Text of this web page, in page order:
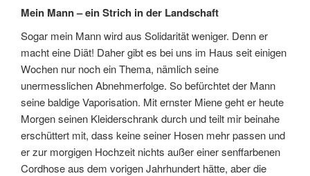
Mein Mann – ein Strich in der Landschaft
Sogar mein Mann wird aus Solidarität weniger. Denn er
macht eine Diät! Daher gibt es bei uns im Haus seit einigen
Wochen nur noch ein Thema, nämlich seine
unermesslichen Abnehmerfolge. So befürchtet der Mann
seine baldige Vaporisation. Mit ernster Miene geht er heute
Morgen seinen Kleiderschrank durch und teilt mir beinahe
erschüttert mit, dass keine seiner Hosen mehr passen und
er zur morgigen Hochzeit nichts außer einer senffarbenen
Cordhose aus dem vorigen Jahrhundert hätte, aber die